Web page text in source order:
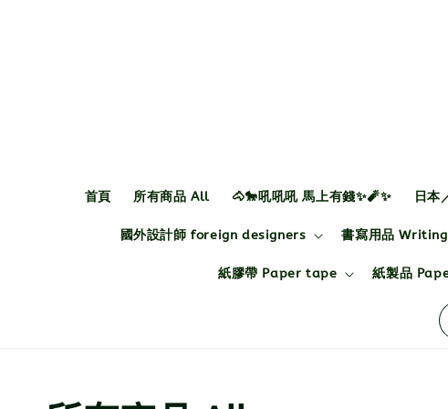
首頁 所有商品 All 🐴🐎吼吼吼 馬上有錢✨🧨✨ 日本
國外設計師 foreign designers 書寫用品
紙膠帶 Paper tape 紙製品